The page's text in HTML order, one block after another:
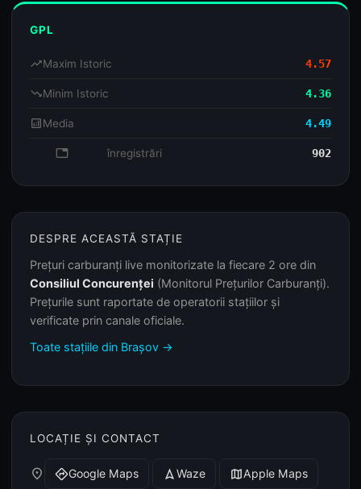
GPL
trending_upMaxim Istoric 4.57
trending_downMinim Istoric 4.36
analyticsMedia 4.49
database înregistrări 902
DESPRE ACEASTĂ STAȚIE
Prețuri carburanți live monitorizate la fiecare 2 ore din
Consiliul Concurenței (Monitorul Prețurilor Carburanți).
Prețurile sunt raportate de operatorii stațiilor și
verificate prin canale oficiale.
Toate stațiile din Brașov →
LOCAȚIE ȘI CONTACT
place directionsGoogle Maps navigation Waze mapApple Maps